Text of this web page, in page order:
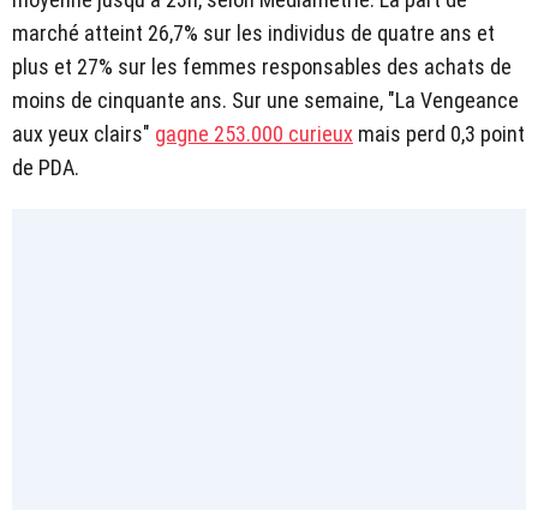
marché atteint 26,7% sur les individus de quatre ans et
plus et 27% sur les femmes responsables des achats de
moins de cinquante ans. Sur une semaine, "La Vengeance
aux yeux clairs" gagne 253.000 curieux mais perd 0,3 point
de PDA.